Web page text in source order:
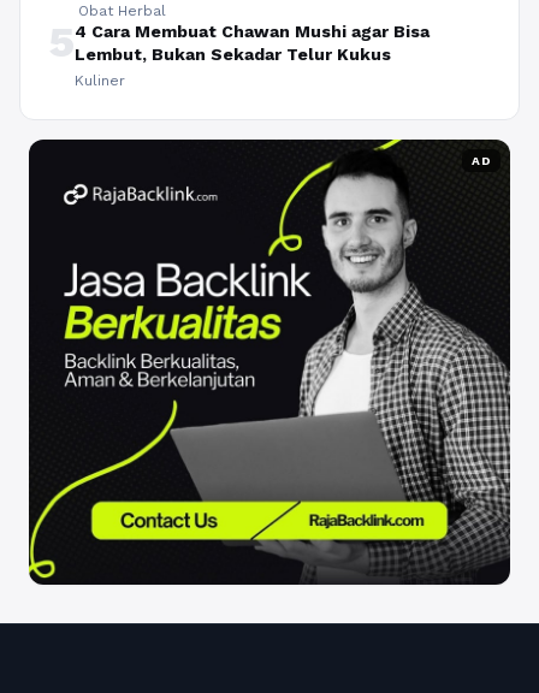
Obat Herbal
54 Cara Membuat Chawan Mushi agar Bisa
Lembut, Bukan Sekadar Telur Kukus
Kuliner
AD